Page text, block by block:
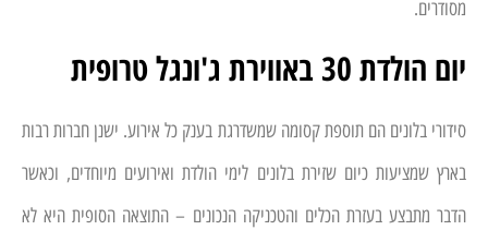
מסודרים.
יום הולדת 30 באווירת ג'ונגל טרופית
סידורי בלונים הם תוספת קסומה שמשדרגת בענק כל אירוע. ישנן חברות רבות
בארץ שמציעות כיום שזירת בלונים לימי הולדת ואירועים מיוחדים, וכאשר
הדבר מתבצע בעזרת הכלים והטכניקה הנכונים – התוצאה הסופית היא לא